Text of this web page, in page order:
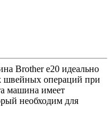
Brother e20 идеально
швейных операций при
машина имеет
необходим для